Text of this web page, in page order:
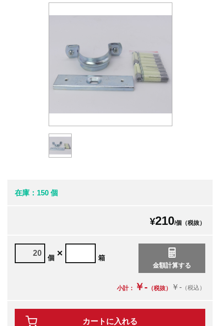
在庫：150 個
¥210/個（税抜）
個 × 箱
小計： ￥- （税抜） ￥- （税込）
カートに入れる